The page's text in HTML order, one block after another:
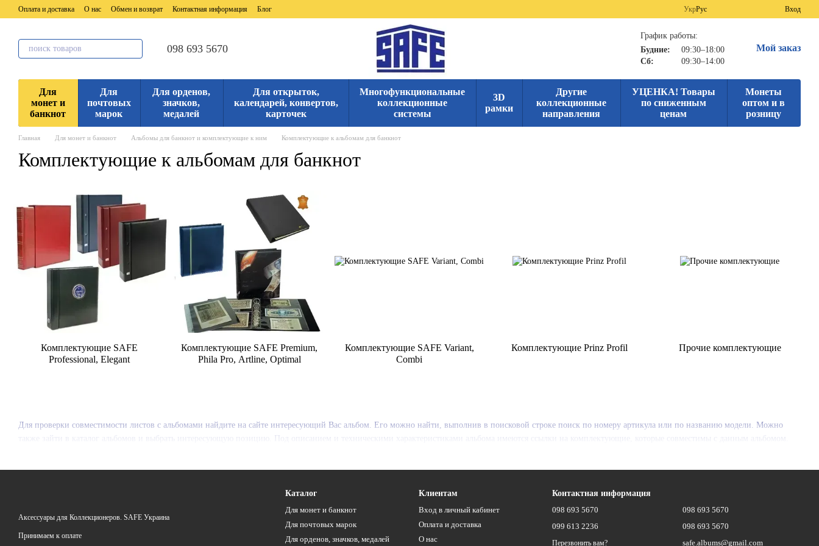
Перейти к основному контенту
Оплата и доставка О нас Обмен и возврат Контактная информация Блог УкрРус Вход
098 693 5670
График работы:
Будние:
09:30–18:00
Сб:
09:30–14:00
Мой заказ
Для
монет и
банкнот
Для
почтовых
марок
Для орденов,
значков,
медалей
Для открыток,
календарей, конвертов,
карточек
Многофункциональные
коллекционные
системы
3D
рамки
Другие
коллекционные
направления
УЦЕНКА! Товары
по сниженным
ценам
Монеты
оптом и в
розницу
Главная Для монет и банкнот Альбомы для банкнот и комплектующие к ним Комплектующие к альбомам для банкнот
Комплектующие к альбомам для банкнот
Для проверки совместимости листов с альбомами найдите на сайте интересующий Вас альбом. Его можно найти, выполнив в поисковой строке поиск по номеру артикула или по названию модели. Можно
также зайти в каталог альбомов и выбрать интересующую позицию. Под описанием и техническими характеристиками альбома имеются ссылки на комплектующие, которые совместимы с данным альбомом.
Комплектующие SAFE
Professional, Elegant
Комплектующие SAFE Premium,
Phila Pro, Artline, Optimal
Комплектующие SAFE Variant,
Combi
Комплектующие Prinz Profil Прочие комплектующие
Аксессуары для Коллекционеров. SAFE Украина
Принимаем к оплате
Каталог
Для монет и банкнот
Для почтовых марок
Для орденов, значков, медалей
Клиентам
Вход в личный кабинет
Оплата и доставка
О нас
Контактная информация
098 693 5670
099 613 2236
Перезвонить вам?
098 693 5670
098 693 5670
safe.albums@gmail.com